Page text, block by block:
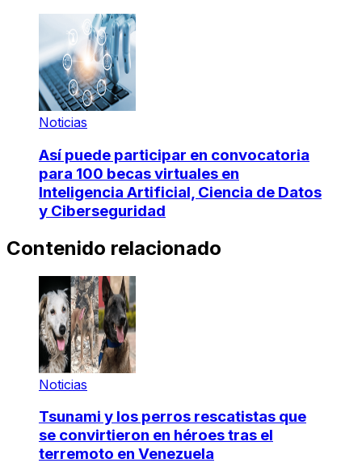
Noticias
Así puede participar en convocatoria
para 100 becas virtuales en
Inteligencia Artificial, Ciencia de Datos
y Ciberseguridad
Contenido relacionado
Noticias
Tsunami y los perros rescatistas que
se convirtieron en héroes tras el
terremoto en Venezuela